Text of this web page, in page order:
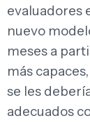
evaluadores
nuevo
meses a
más capaces,
se les
adecuados